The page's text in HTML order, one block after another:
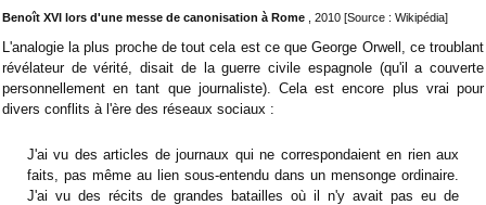
Benoît XVI lors d'une messe de canonisation à Rome , 2010 [Source : Wikipédia]
L'analogie la plus proche de tout cela est ce que George Orwell, ce troublant
révélateur de vérité, disait de la guerre civile espagnole (qu'il a couverte
personnellement en tant que journaliste). Cela est encore plus vrai pour
divers conflits à l'ère des réseaux sociaux :
J'ai vu des articles de journaux qui ne correspondaient en rien aux
faits, pas même au lien sous-entendu dans un mensonge ordinaire.
J'ai vu des récits de grandes batailles où il n'y avait pas eu de